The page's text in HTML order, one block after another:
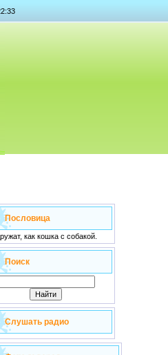
Пословица
как кошка с собакой.
Поиск
Слушать радио